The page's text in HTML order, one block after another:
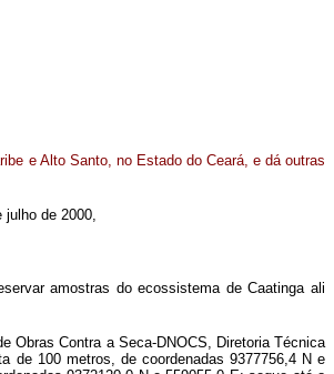
e Alto Santo, no Estado do Ceará, e dá outras
julho de 2000,
amostras do ecossistema de Caatinga ali
Obras Contra a Seca-DNOCS, Diretoria Técnica
de 100 metros, de coordenadas 9377756,4 N e